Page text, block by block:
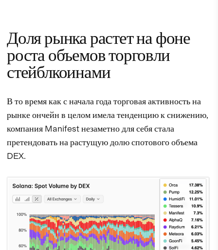
Доля рынка растет на фоне
роста объемов торговли
стейблкоинами
В то время как с начала года торговая активность на
рынке ончейн в целом имела тенденцию к снижению,
компания Manifest незаметно для себя стала
претендовать на растущую долю спотового объема
DEX.